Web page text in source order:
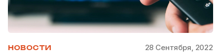
НОВОСТИ 28 Сентября, 2022